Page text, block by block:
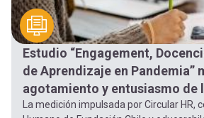
Estudio “Engagement,
de Aprendizaje en Pandemia”
agotamiento y entusiasmo de
La medición impulsada por Circular HR,